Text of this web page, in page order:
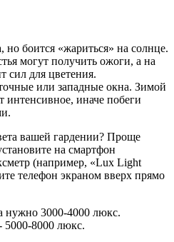
но боится «жариться» на солнце.
могут получить ожоги, а на
сил для цветения.
или западные окна. Зимой
интенсивное, иначе побеги
вашей гардении? Проще
на смартфон
(например, «Lux Light
телефон экраном вверх прямо
нужно 3000-4000 люкс.
5000-8000 люкс.